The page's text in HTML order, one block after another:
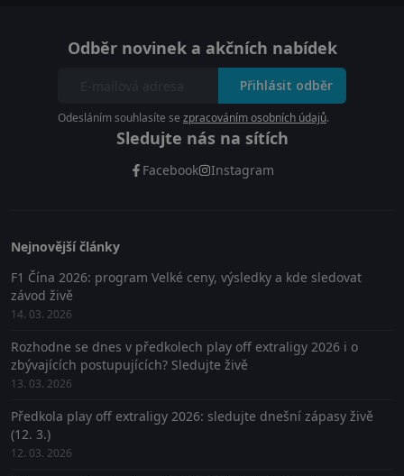
Odběr novinek a akčních nabídek
Přihlásit odběr
Odesláním souhlasíte se zpracováním osobních údajů.
Sledujte nás na sítích
Facebook Instagram
Nejnovější články
F1 Čína 2026: program Velké ceny, výsledky a kde sledovat
závod živě
14. 03. 2026
Rozhodne se dnes v předkolech play off extraligy 2026 i o
zbývajících postupujících? Sledujte živě
13. 03. 2026
Předkola play off extraligy 2026: sledujte dnešní zápasy živě
(12. 3.)
12. 03. 2026